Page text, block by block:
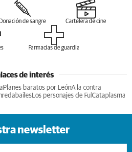
Donación de sangre Cartelera de cine
Farmacias de guardia
de interés
Planes baratos por LeónA la contra
Los personajes de Ful Cataplasma
newsletter